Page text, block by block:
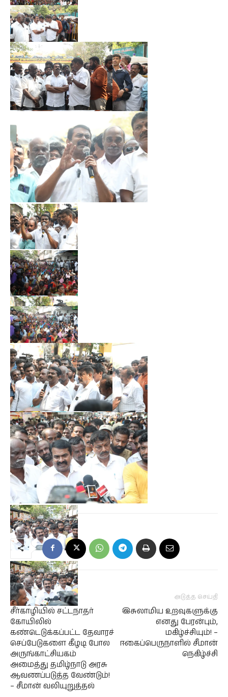
முந்தைய செய்தி
சீர்காழியில் சட்டநாதர்
கோயிலில்
கண்டெடுக்கப்பட்ட தேவாரச்
செப்பேடுகளை கீழடி போல
அருங்காட்சியகம்
அமைத்து தமிழ்நாடு அரசு
ஆவணப்படுத்த வேண்டும்!
– சீமான் வலியுறுத்தல்
அடுத்த செய்தி
இசுலாமிய உறவுகளுக்கு
எனது பேரன்பும்,
மகிழ்ச்சியும்! –
ஈகைப்பெருநாளில் சீமான்
நெகிழ்ச்சி